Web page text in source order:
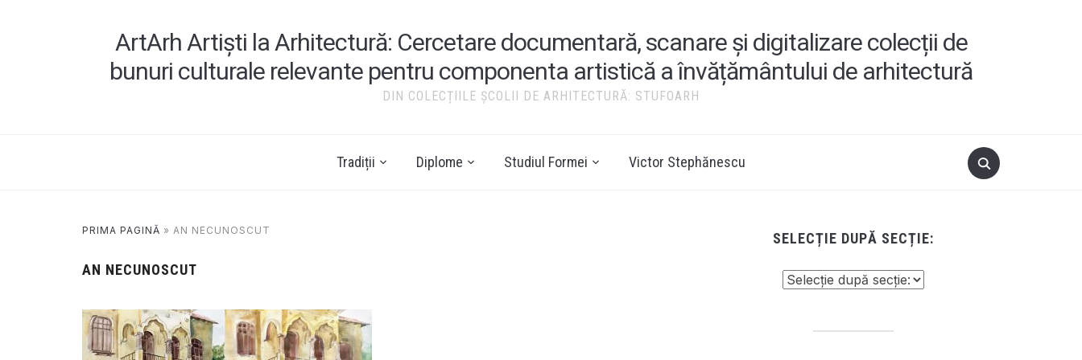
ArtArh Artiști la Arhitectură: Cercetare documentară, scanare și digitalizare colecții de
bunuri culturale relevante pentru componenta artistică a învățământului de arhitectură
DIN COLECȚIILE ȘCOLII DE ARHITECTURĂ: STUFOARH
Tradiții Diplome Studiul Formei Victor Stephănescu
PRIMA PAGINĂ » AN NECUNOSCUT
AN NECUNOSCUT
SELECȚIE DUPĂ SECȚIE: